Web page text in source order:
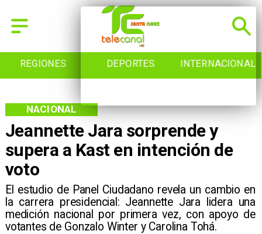
REGIONES DEPORTES INTERNACIONAL
Jeannette Jara sorprende y
supera a Kast en intención de
voto
El estudio de Panel Ciudadano revela un cambio en
la carrera presidencial: Jeannette Jara lidera una
medición nacional por primera vez, con apoyo de
votantes de Gonzalo Winter y Carolina Tohá.
NACIONAL